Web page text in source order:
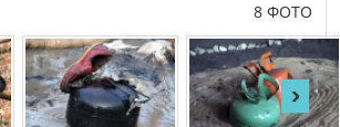
8 ФОТО
›